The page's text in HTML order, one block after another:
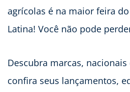
agrícolas é na maior feira
Latina! Você não pode
Descubra marcas,
confira seus lançamentos,